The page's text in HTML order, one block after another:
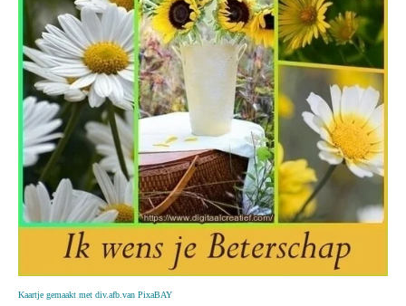
Kaartje gemaakt met div.afb.van PixaBAY